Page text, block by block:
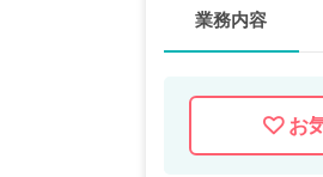
業務内容
お